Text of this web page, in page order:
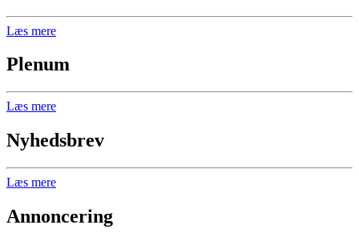
Læs mere
Plenum
Læs mere
Nyhedsbrev
Læs mere
Annoncering